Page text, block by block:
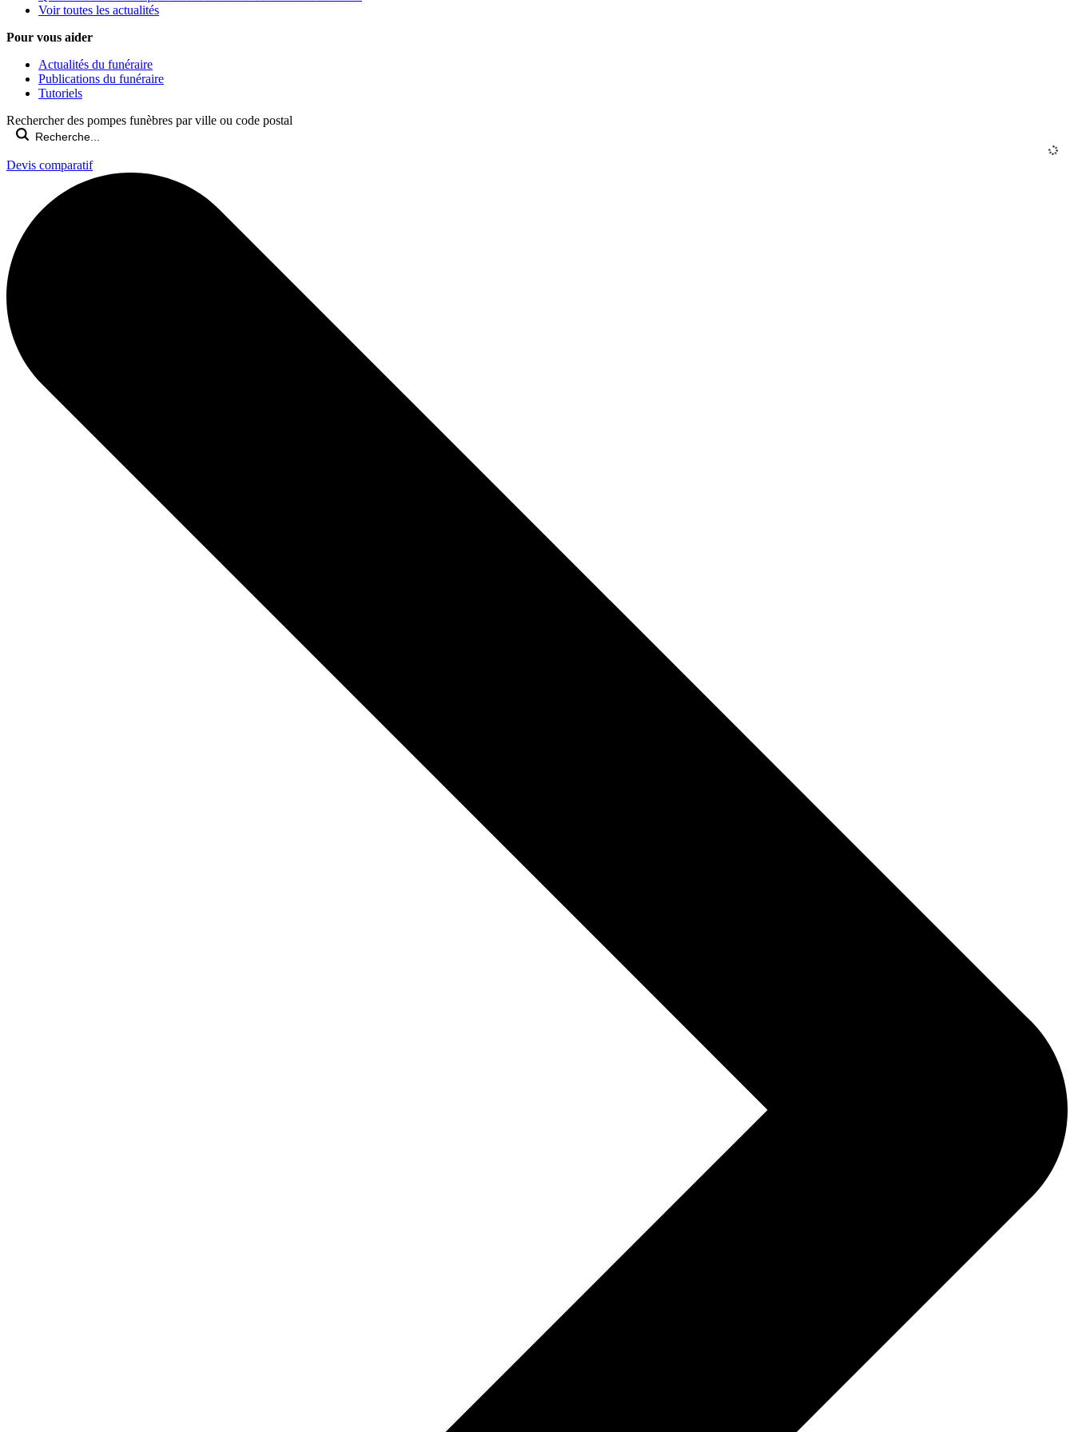
Voir toutes les actualités
Pour vous aider
Actualités du funéraire
Publications du funéraire
Tutoriels
Rechercher des pompes funèbres par ville ou code postal
Devis comparatif